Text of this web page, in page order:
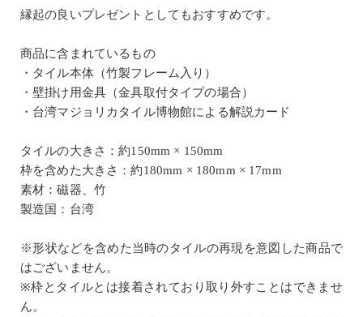
縁起の良いプレゼントとしてもおすすめです。
商品に含まれているもの
・タイル本体（竹製フレーム入り）
・壁掛け用金具（金具取付タイプの場合）
・台湾マジョリカタイル博物館による解説カード
タイルの大きさ：約150mm × 150mm
枠を含めた大きさ：約180mm × 180mm × 17mm
素材：磁器、竹
製造国：台湾
※形状などを含めた当時のタイルの再現を意図した商品で
はございません。
※枠とタイルとは接着されており取り外すことはできませ
ん。